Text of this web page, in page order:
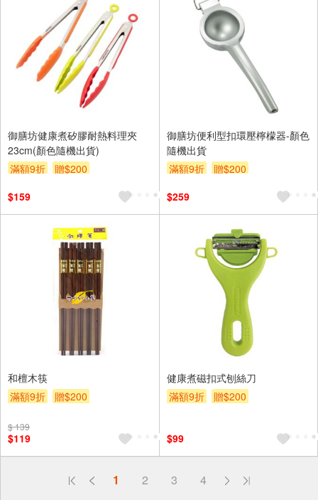
御膳坊健康煮矽膠耐熱料理夾
23cm(顏色隨機出貨)
滿額9折
贈$200
$159
御膳坊便利型扣環壓檸檬器-顏色
隨機出貨
滿額9折
贈$200
$259
和檀木筷
滿額9折
贈$200
$ 139
$119
健康煮磁扣式刨絲刀
滿額9折
贈$200
$99
1 2 3 4
偏遠地區配送